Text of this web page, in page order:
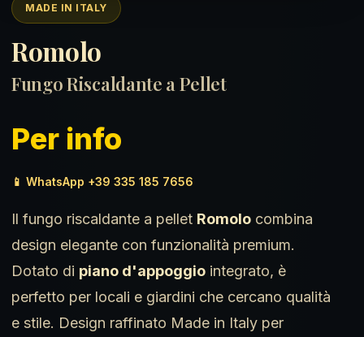
MADE IN ITALY
Romolo
Fungo Riscaldante a Pellet
Per info
📱 WhatsApp +39 335 185 7656
Il fungo riscaldante a pellet Romolo combina
design elegante con funzionalità premium.
Dotato di piano d'appoggio integrato, è
perfetto per locali e giardini che cercano qualità
e stile. Design raffinato Made in Italy per